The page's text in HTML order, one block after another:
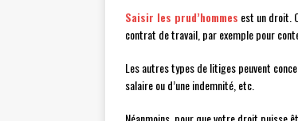
Saisir les prud’hommes est un droit.
contrat de travail, par exemple pour
Les autres types de litiges peuvent
salaire ou d’une indemnité, etc.